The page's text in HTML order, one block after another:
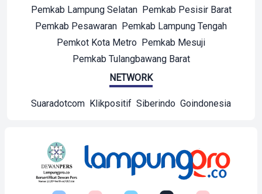
Pemkab Lampung Selatan
Pemkab Pesisir Barat
Pemkab Pesawaran Pemkab Lampung Tengah
Pemkot Kota Metro Pemkab Mesuji
Pemkab Tulangbawang Barat
NETWORK
Suaradotcom Klikpositif Siberindo Goindonesia